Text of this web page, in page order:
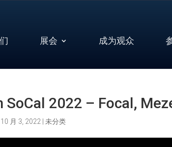
展会 成为观众
SoCal 2022 – Focal,
10 月 3, 2022 未分类